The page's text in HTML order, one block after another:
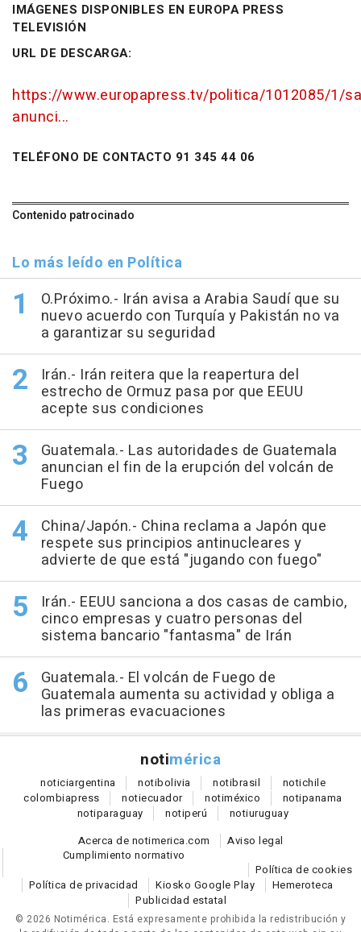
IMÁGENES DISPONIBLES EN EUROPA PRESS
TELEVISIÓN
URL DE DESCARGA:
https://www.europapress.tv/politica/1012085/1/
anunci...
TELÉFONO DE CONTACTO 91 345 44 06
Contenido patrocinado
Lo más leído en Política
O.Próximo.- Irán avisa a Arabia Saudí que su
nuevo acuerdo con Turquía y Pakistán no va
a garantizar su seguridad
Irán.- Irán reitera que la reapertura del
estrecho de Ormuz pasa por que EEUU
acepte sus condiciones
Guatemala.- Las autoridades de Guatemala
anuncian el fin de la erupción del volcán de
Fuego
China/Japón.- China reclama a Japón que
respete sus principios antinucleares y
advierte de que está "jugando con fuego"
Irán.- EEUU sanciona a dos casas de cambio,
cinco empresas y cuatro personas del
sistema bancario "fantasma" de Irán
Guatemala.- El volcán de Fuego de
Guatemala aumenta su actividad y obliga a
las primeras evacuaciones
notimérica
noticiargentina notibolivia notibrasil notichile
colombiapress notiecuador notiméxico notipanama
notiparaguay notiperú notiuruguay
Acerca de notimerica.com
Aviso legal
Cumplimiento normativo
Política de cookies
Política de privacidad
Kiosko Google Play
Hemeroteca
Publicidad estatal
© 2026 Notimérica. Está expresamente prohibida la redistribución y